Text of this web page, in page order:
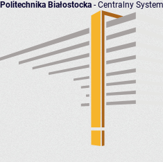
Politechnika Białostocka - Centralny